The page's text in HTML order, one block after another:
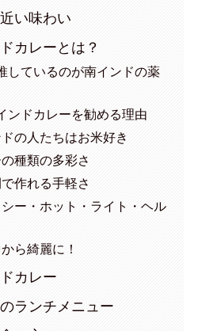
い味わい
カレーとは？
しているのが南インドの薬
ンドカレーを勧める理由
の人たちはお米好き
種類の多彩さ
作れる手軽さ
ー・ホット・ライト・ヘル
ら綺麗に！
カレー
ランチメニュー